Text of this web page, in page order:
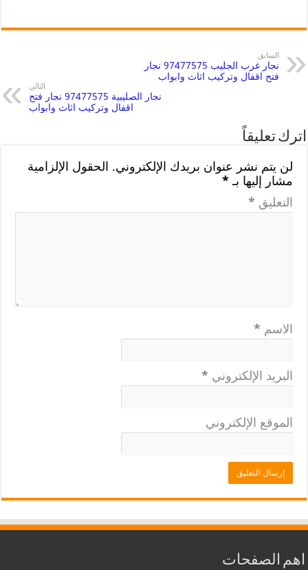
السابق
نجار غرب الجليب 97477575 نجار
فتح اقفال وتركيب اثاث وابواب
التالي
نجار الصليبية 97477575 نجار فتح
اقفال وتركيب اثاث وابواب
اترك تعليقاً
لن يتم نشر عنوان بريدك الإلكتروني. الحقول الإلزامية
مشار إليها بـ*
التعليق *
الاسم *
البريد الإلكتروني *
الموقع الإلكتروني
اهم الصفحات